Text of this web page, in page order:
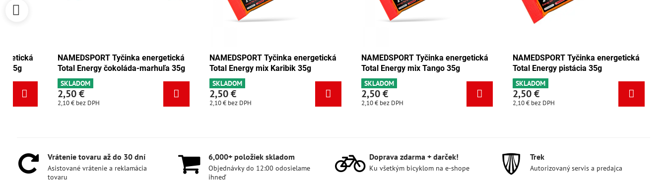
NAMEDSPORT Tyčinka energetická
Total Energy brusnica-orech 35g
SKLADOM
2,50 €
bez DPH
NAMEDSPORT Tyčinka energetická
Total Energy čokoláda-marhuľa 35g
SKLADOM
2,50 €
bez DPH
NAMEDSPORT Tyčinka energetická
Total Energy mix Karibik 35g
SKLADOM
2,50 €
bez DPH
NAMEDSPORT Tyčinka energetická
Total Energy mix Tango 35g
SKLADOM
2,50 €
bez DPH
SKLADOM
2,50 €
Vrátenie tovaru až do 30 dní
Asistované vrátenie a reklamácia
tovaru
6,000+ položiek skladom
Objednávky do 12:00 odosielame
ihneď
Doprava zdarma + darček!
Ku všetkým bicyklom na e-shope
Trek
Autorizovaný servis a predajca